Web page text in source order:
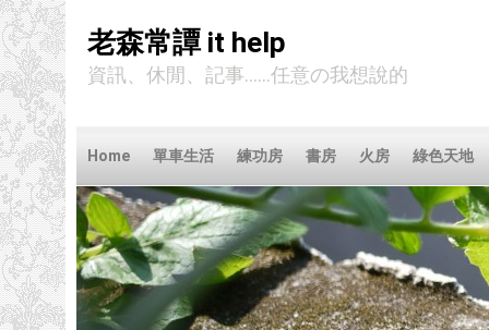
老森常譚 it help
資訊、休閒、記事......任意の我想說的
Home 單車生活 練功房 書房 火房 綠色天地